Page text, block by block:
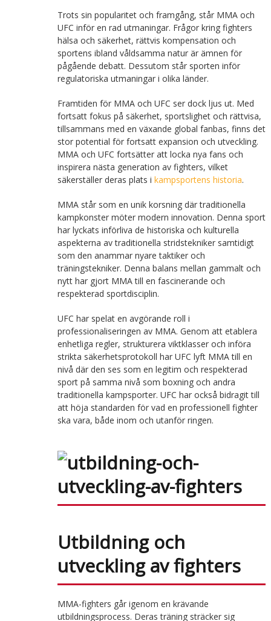
Trots sin popularitet och framgång, står MMA och
UFC inför en rad utmaningar. Frågor kring fighters
hälsa och säkerhet, rättvis kompensation och
sportens ibland våldsamma natur är ämnen för
pågående debatt. Dessutom står sporten inför
regulatoriska utmaningar i olika länder.
Framtiden för MMA och UFC ser dock ljus ut. Med
fortsatt fokus på säkerhet, sportslighet och rättvisa,
tillsammans med en växande global fanbas, finns det
stor potential för fortsatt expansion och utveckling.
MMA och UFC fortsätter att locka nya fans och
inspirera nästa generation av fighters, vilket
säkerställer deras plats i kampsportens historia.
MMA står som en unik korsning där traditionella
kampkonster möter modern innovation. Denna sport
har lyckats införliva de historiska och kulturella
aspekterna av traditionella stridstekniker samtidigt
som den anammar nyare taktiker och
träningstekniker. Denna balans mellan gammalt och
nytt har gjort MMA till en fascinerande och
respekterad sportdisciplin.
UFC har spelat en avgörande roll i
professionaliseringen av MMA. Genom att etablera
enhetliga regler, strukturera viktklasser och införa
strikta säkerhetsprotokoll har UFC lyft MMA till en
nivå där den ses som en legitim och respekterad
sport på samma nivå som boxning och andra
traditionella kampsporter. UFC har också bidragit till
att höja standarden för vad en professionell fighter
ska vara, både inom och utanför ringen.
Utbildning och
utveckling av fighters
MMA-fighters går igenom en krävande
utbildningsprocess. Deras träning sträcker sig